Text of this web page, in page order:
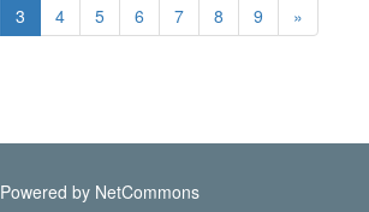
3 4 5 6 7 8 9 »
Powered by NetCommons